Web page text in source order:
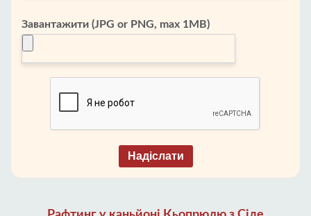
Завантажити (JPG or PNG, max 1MB)
Надіслати